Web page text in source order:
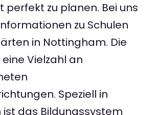
perfekt zu planen. Bei uns
zu Schulen
in Nottingham. Die
Vielzahl an
Speziell in
das Bildungssystem